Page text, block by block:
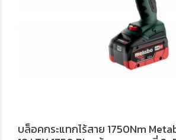
บล็อคกระแทกไร้สาย 1750Nm